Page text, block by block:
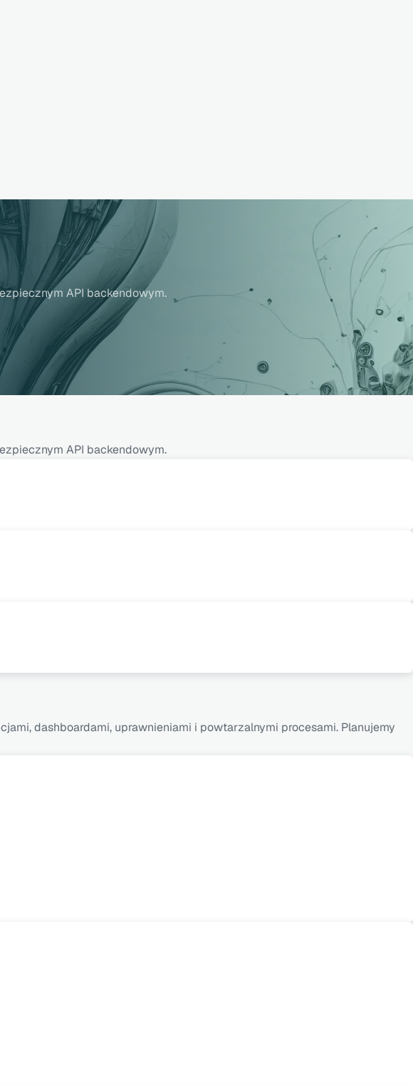
API backendowym.
API backendowym.
dashboardami, uprawnieniami i powtarzalnymi procesami. Planujemy